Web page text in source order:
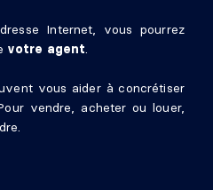
Internet, vous pourrez
votre agent.
vous aider à concrétiser
vendre, acheter ou louer,